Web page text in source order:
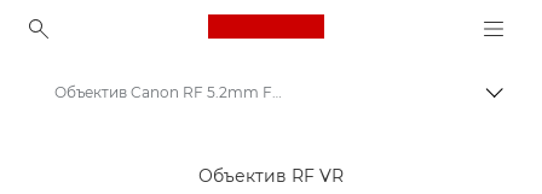
Canon Logo, back to
Объективы для камер Canon
Объектив Canon RF 5.2mm F2.8L Dual Fisheye
Объектив RF VR